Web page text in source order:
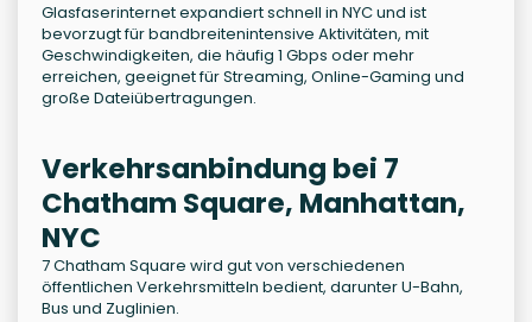
Glasfaserinternet expandiert schnell in NYC und ist
bevorzugt für bandbreitenintensive Aktivitäten, mit
Geschwindigkeiten, die häufig 1 Gbps oder mehr
erreichen, geeignet für Streaming, Online-Gaming und
große Dateiübertragungen.
Verkehrsanbindung bei 7
Chatham Square, Manhattan,
NYC
7 Chatham Square wird gut von verschiedenen
öffentlichen Verkehrsmitteln bedient, darunter U-Bahn,
Bus und Zuglinien.